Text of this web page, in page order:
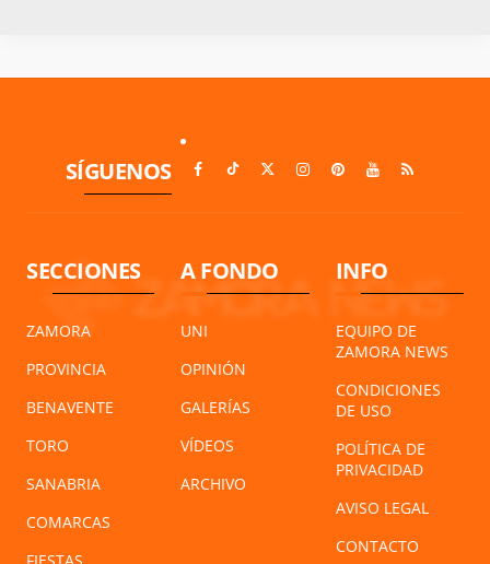
SÍGUENOS
SECCIONES
ZAMORA
PROVINCIA
BENAVENTE
TORO
SANABRIA
COMARCAS
A FONDO
UNI
OPINIÓN
GALERÍAS
VÍDEOS
ARCHIVO
INFO
EQUIPO DE
ZAMORA NEWS
CONDICIONES
DE USO
POLÍTICA DE
PRIVACIDAD
AVISO LEGAL
CONTACTO